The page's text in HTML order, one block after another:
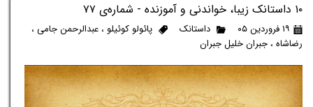
۱۰ داستانک زیبا، خواندنی و آموزنده - شماره‌ی ۷۷
۱۹ فروردین ۰۵ داستانک پائولو کوئیلو ، عبدالرحمن جامی،
رضاشاه، جبران خلیل جبران